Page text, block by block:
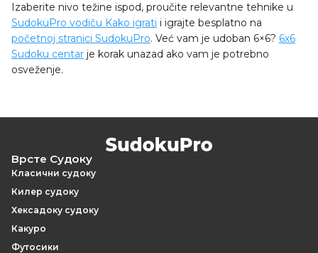
Izaberite nivo težine ispod, proučite relevantne tehnike u
SudokuPro vodiču Kako igrati i igrajte besplatno na
početnoj stranici SudokuPro. Već vam je udoban 6×6? 6x6
Sudoku centar je korak unazad ako vam je potrebno
osveženje.
Врсте Судоку
Класични судоку
Килер судоку
Хексадоку судоку
Какуро
Футосики